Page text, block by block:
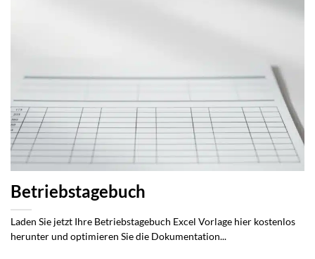
Betriebstagebuch
Laden Sie jetzt Ihre Betriebstagebuch Excel Vorlage hier kostenlos
herunter und optimieren Sie die Dokumentation...